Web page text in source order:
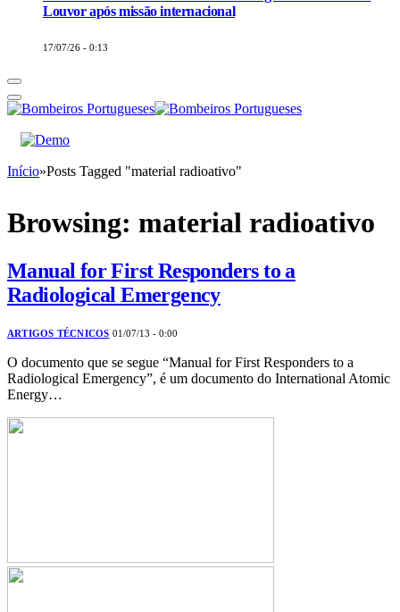
Louvor após missão internacional
17/07/26 - 0:13
Início»Posts Tagged "material radioativo"
Browsing: material radioativo
Manual for First Responders to a
Radiological Emergency
ARTIGOS TÉCNICOS 01/07/13 - 0:00
O documento que se segue “Manual for First Responders to a
Radiological Emergency”, é um documento do International Atomic
Energy…